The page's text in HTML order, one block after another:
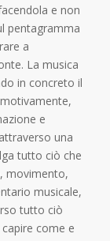
e non
pentagramma
a
La musica
in concreto il
e
una
tutto ciò che
movimento,
musicale,
tutto ciò
capire come e